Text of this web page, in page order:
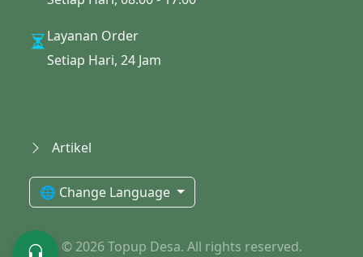
Layanan Order
Setiap Hari, 24 Jam
Artikel
🌐 Change Language
© 2026 Topup Desa. All rights reserved.